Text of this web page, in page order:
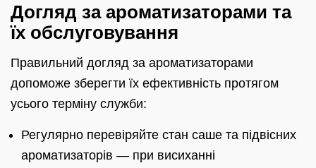
Догляд за ароматизаторами та
їх обслуговування
Правильний догляд за ароматизаторами
допоможе зберегти їх ефективність протягом
усього терміну служби:
Регулярно перевіряйте стан саше та підвісних
ароматизаторів — при висиханні